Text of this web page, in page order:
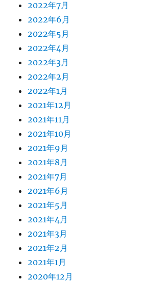
2022年7月
2022年6月
2022年5月
2022年4月
2022年3月
2022年2月
2022年1月
2021年12月
2021年11月
2021年10月
2021年9月
2021年8月
2021年7月
2021年6月
2021年5月
2021年4月
2021年3月
2021年2月
2021年1月
2020年12月